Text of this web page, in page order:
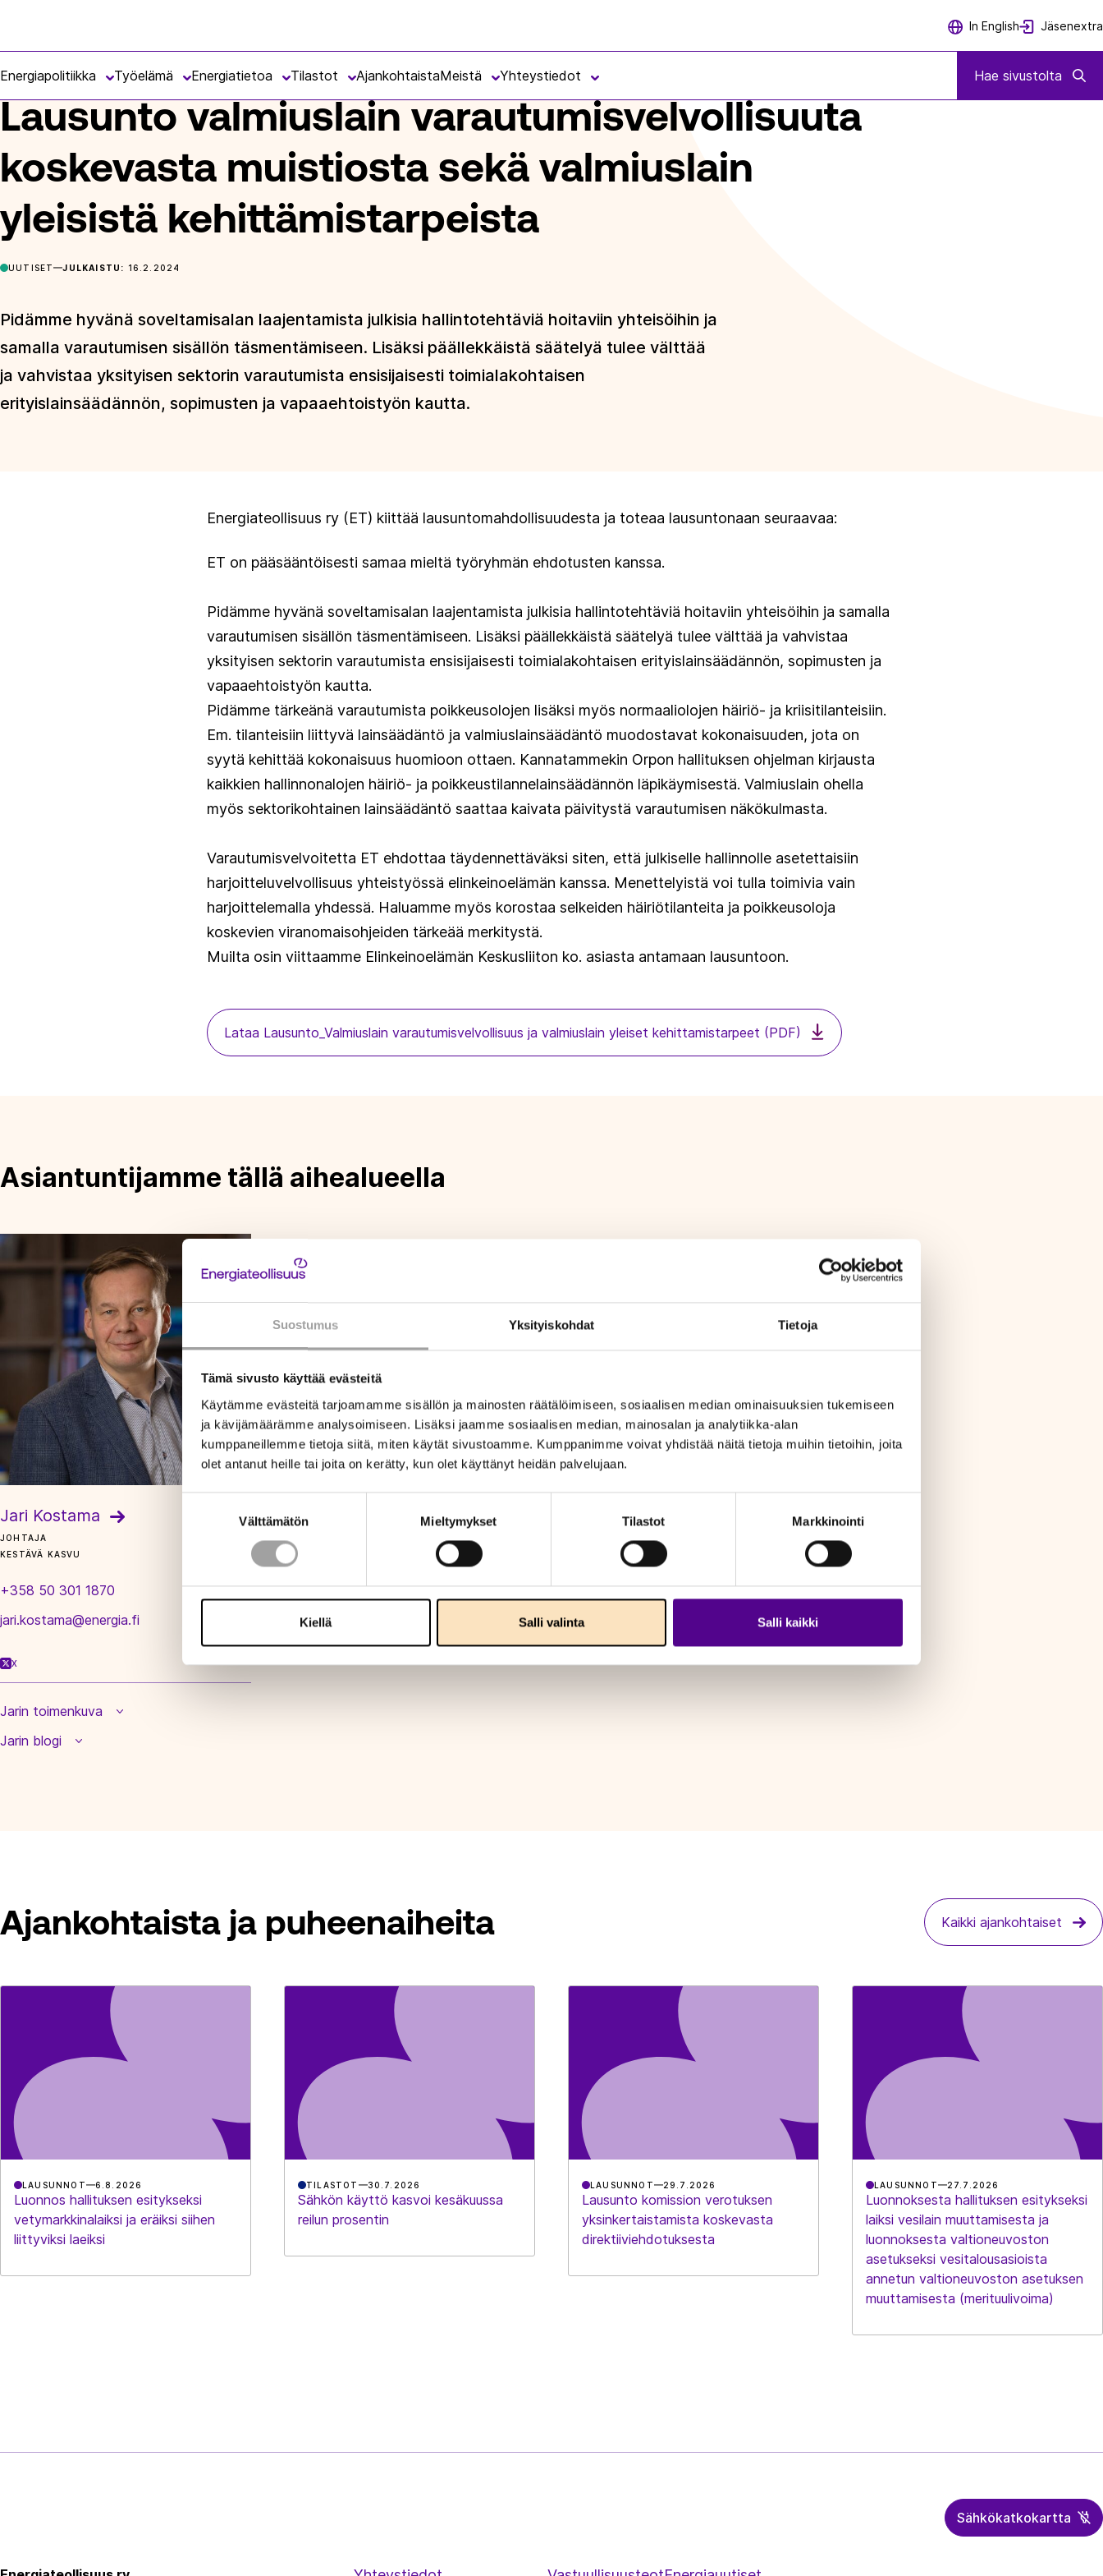
Suostumus Yksityiskohdat Tietoja
Tämä sivusto käyttää evästeitä
Käytämme evästeitä tarjoamamme sisällön ja mainosten räätälöimiseen, sosiaalisen median ominaisuuksien tukemiseen
ja kävijämäärämme analysoimiseen. Lisäksi jaamme sosiaalisen median, mainosalan ja analytiikka-alan
kumppaneillemme tietoja siitä, miten käytät sivustoamme. Kumppanimme voivat yhdistää näitä tietoja muihin tietoihin, joita
olet antanut heille tai joita on kerätty, kun olet käyttänyt heidän palvelujaan.
Välttämätön Mieltymykset Tilastot Markkinointi
Kiellä Salli valinta Salli kaikki
In English Jäsenextra
Energiapolitiikka Työelämä Energiatietoa Tilastot AjankohtaistaMeistä Yhteystiedot Hae sivustolta
Lausunto valmiuslain varautumisvelvollisuuta
koskevasta muistiosta sekä valmiuslain
yleisistä kehittämistarpeista
UUTISET JULKAISTU: 16.2.2024
Pidämme hyvänä soveltamisalan laajentamista julkisia hallintotehtäviä hoitaviin yhteisöihin ja
samalla varautumisen sisällön täsmentämiseen. Lisäksi päällekkäistä säätelyä tulee välttää
ja vahvistaa yksityisen sektorin varautumista ensisijaisesti toimialakohtaisen
erityislainsäädännön, sopimusten ja vapaaehtoistyön kautta.
Energiateollisuus ry (ET) kiittää lausuntomahdollisuudesta ja toteaa lausuntonaan seuraavaa:
ET on pääsääntöisesti samaa mieltä työryhmän ehdotusten kanssa.
Pidämme hyvänä soveltamisalan laajentamista julkisia hallintotehtäviä hoitaviin yhteisöihin ja samalla
varautumisen sisällön täsmentämiseen. Lisäksi päällekkäistä säätelyä tulee välttää ja vahvistaa
yksityisen sektorin varautumista ensisijaisesti toimialakohtaisen erityislainsäädännön, sopimusten ja
vapaaehtoistyön kautta.
Pidämme tärkeänä varautumista poikkeusolojen lisäksi myös normaaliolojen häiriö- ja kriisitilanteisiin.
Em. tilanteisiin liittyvä lainsäädäntö ja valmiuslainsäädäntö muodostavat kokonaisuuden, jota on
syytä kehittää kokonaisuus huomioon ottaen. Kannatammekin Orpon hallituksen ohjelman kirjausta
kaikkien hallinnonalojen häiriö- ja poikkeustilannelainsäädännön läpikäymisestä. Valmiuslain ohella
myös sektorikohtainen lainsäädäntö saattaa kaivata päivitystä varautumisen näkökulmasta.
Varautumisvelvoitetta ET ehdottaa täydennettäväksi siten, että julkiselle hallinnolle asetettaisiin
harjoitteluvelvollisuus yhteistyössä elinkeinoelämän kanssa. Menettelyistä voi tulla toimivia vain
harjoittelemalla yhdessä. Haluamme myös korostaa selkeiden häiriötilanteita ja poikkeusoloja
koskevien viranomaisohjeiden tärkeää merkitystä.
Muilta osin viittaamme Elinkeinoelämän Keskusliiton ko. asiasta antamaan lausuntoon.
Lataa Lausunto_Valmiuslain varautumisvelvollisuus ja valmiuslain yleiset kehittamistarpeet (PDF)
Asiantuntijamme tällä aihealueella
Jari Kostama
JOHTAJA
KESTÄVÄ KASVU
+358 50 301 1870
jari.kostama@energia.fi
X
Jarin toimenkuva
Jarin blogi
Ajankohtaista ja puheenaiheita Kaikki ajankohtaiset
LAUSUNNOT 6.8.2026
Luonnos hallituksen esitykseksi
vetymarkkinalaiksi ja eräiksi siihen
liittyviksi laeiksi
TILASTOT 30.7.2026
Sähkön käyttö kasvoi kesäkuussa
reilun prosentin
LAUSUNNOT 29.7.2026
Lausunto komission verotuksen
yksinkertaistamista koskevasta
direktiiviehdotuksesta
LAUSUNNOT 27.7.2026
Luonnoksesta hallituksen esitykseksi
laiksi vesilain muuttamisesta ja
luonnoksesta valtioneuvoston
asetukseksi vesitalousasioista
annetun valtioneuvoston asetuksen
muuttamisesta (merituulivoima)
Sähkökatkokartta